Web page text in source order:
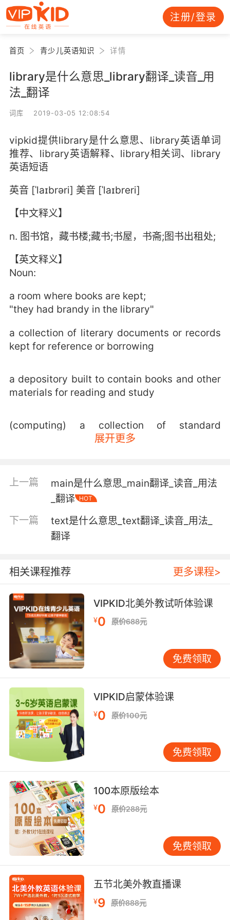
注册/登录
首页 青少儿英语知识 详情
library是什么意思_library翻译_读音_用
法_翻译
词库 2019-03-05 12:08:54
vipkid提供library是什么意思、library英语单词
推荐、library英语解释、library相关词、library
英语短语
英音 [ˈlaɪbrəri] 美音 [ˈlaɪbreri]
【中文释义】
n. 图书馆，藏书楼;藏书;书屋，书斋;图书出租处;
【英文释义】
Noun:
a room where books are kept;
"they had brandy in the library"
a collection of literary documents or records
kept for reference or borrowing
a depository built to contain books and other
materials for reading and study
(computing) a collection of standard
programs and subroutines that are stored
a building that houses a collection of books
and other materials
【library相关词】
interlibrary adj. （图书馆）馆际的;
【library相关词条】
link library 连接程序库;
audio library 录音带库;
library file 库文件;
educational library 教育图书馆;
library function 库函数，集合函数;
undergraduate library 大学本科生图书馆;
library package 库程序包;
system library 系统程序库，系统数据库;
classroom library 教室图书部;
library allocator 程序库分配程序;
small library 小型图书馆;
library software 库存软件;
library construction [医]文库构建;
gene-library [医]基因文库;
service library 服务程序库;
chained library 链接库，链式程序库;
hopping library 跳查文库;
statistical library [计] 统计程序库;
algorithms library 算法库;
展开更多
上一篇
main是什么意思_main翻译_读音_用法
_翻译
HOT
下一篇
text是什么意思_text翻译_读音_用法_
翻译
相关课程推荐 更多课程>
VIPKID北美外教试听体验课
¥0 原价688元
免费领取
VIPKID启蒙体验课
¥0 原价100元
免费领取
100本原版绘本
¥0 原价288元
免费领取
五节北美外教直播课
¥9 原价888元